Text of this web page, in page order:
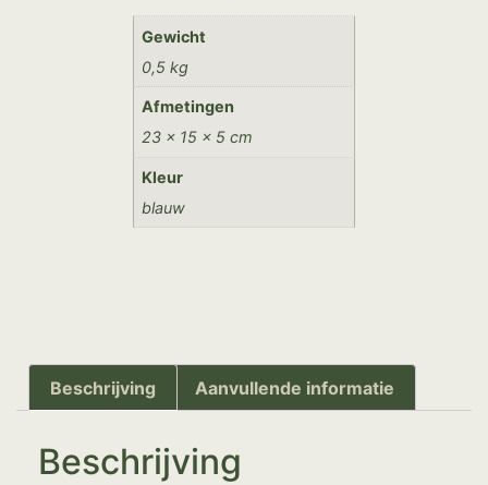
Gewicht
0,5 kg
Afmetingen
23 × 15 × 5 cm
Kleur
blauw
Beschrijving Aanvullende informatie
Beschrijving